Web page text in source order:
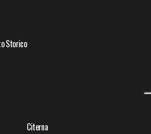
Storico
Citerna